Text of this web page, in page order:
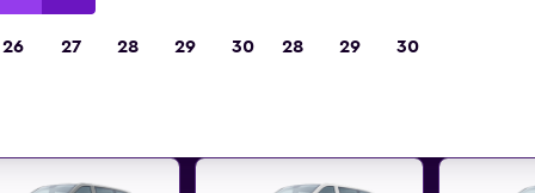
los mejores precios
26 27 28 29 30 28 29 30